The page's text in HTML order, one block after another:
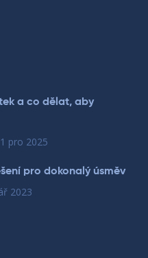
a co dělat, aby
pro 2025
pro dokonalý úsměv
2023